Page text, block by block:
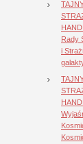
Rady
i